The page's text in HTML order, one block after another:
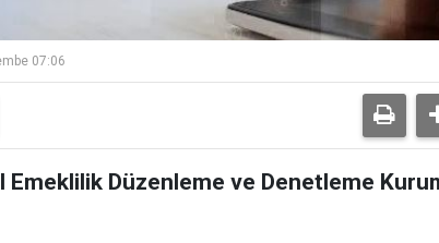
07:06
Emeklilik Düzenleme ve Denetleme